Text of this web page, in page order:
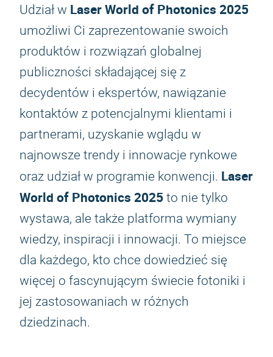
Udział w Laser World of Photonics 2025
umożliwi Ci zaprezentowanie swoich
produktów i rozwiązań globalnej
publiczności składającej się z
decydentów i ekspertów, nawiązanie
kontaktów z potencjalnymi klientami i
partnerami, uzyskanie wglądu w
najnowsze trendy i innowacje rynkowe
oraz udział w programie konwencji. Laser
World of Photonics 2025 to nie tylko
wystawa, ale także platforma wymiany
wiedzy, inspiracji i innowacji. To miejsce
dla każdego, kto chce dowiedzieć się
więcej o fascynującym świecie fotoniki i
jej zastosowaniach w różnych
dziedzinach.